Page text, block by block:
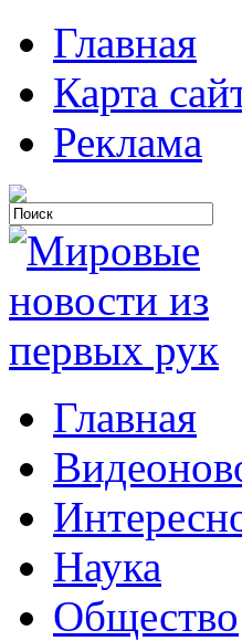
Главная
Карта
Реклама
Главная
Наука
Общество